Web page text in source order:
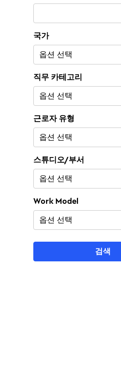
국가
직무 카테고리
근로자 유형
스튜디오/부서
Work Model
검색